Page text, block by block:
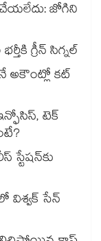
జోగిని
గ్రీన్‌‌ సిగ్నల్
అకౌంట్లో కట్
టెక్
స్టేషన్⁪కు
విశ్వక్ సేన్